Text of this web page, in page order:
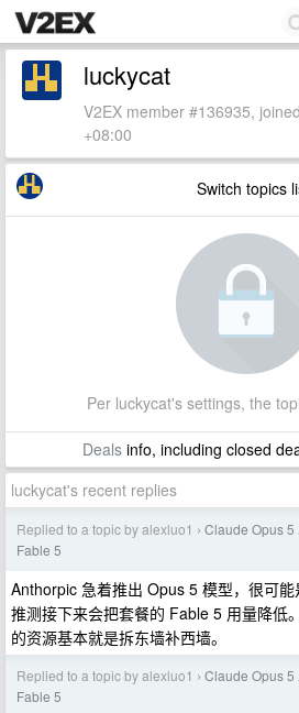
luckycat
V2EX member #136935,
+08:00
Switch topics
Per luckycat's settings, the
Dealsinfo, including closed
luckycat's recent replies
Replied to a topic by alexluo1 › Claude Opus 5
Fable 5
Anthorpic 急着推出 Opus 5 模型，很可能
推测接下来会把套餐的 Fable 5 用量降低
的资源基本就是拆东墙补西墙。
Replied to a topic by alexluo1 › Claude Opus 5
Fable 5